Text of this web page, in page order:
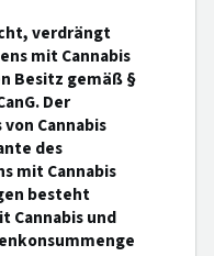
verdrängt
mit Cannabis
Besitz gemäß §
Der
Cannabis
des
mit Cannabis
besteht
Cannabis und